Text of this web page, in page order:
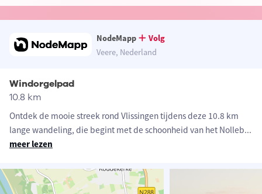
NodeMapp
Volg
Veere, Nederland
Windorgelpad
10.8 km
Ontdek de mooie streek rond Vlissingen tijdens deze 10.8 km
lange wandeling, die begint met de schoonheid van het Nolleb...
meer lezen